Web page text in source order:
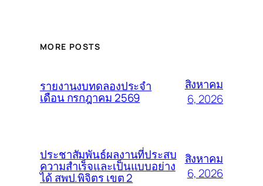
MORE POSTS
รายงานงบทดลองประจำ
เดือน กรกฎาคม 2569
สิงหาคม
6, 2026
ประชาสัมพันธ์ผลงานที่ประสบ
ความสำเร็จและเป็นแบบอย่าง
ได้ สพป.พิจิตร เขต 2
สิงหาคม
6, 2026